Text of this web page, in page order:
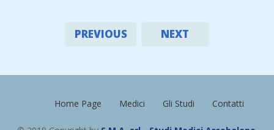
PREVIOUS NEXT
Home Page Medici Gli Studi Contatti